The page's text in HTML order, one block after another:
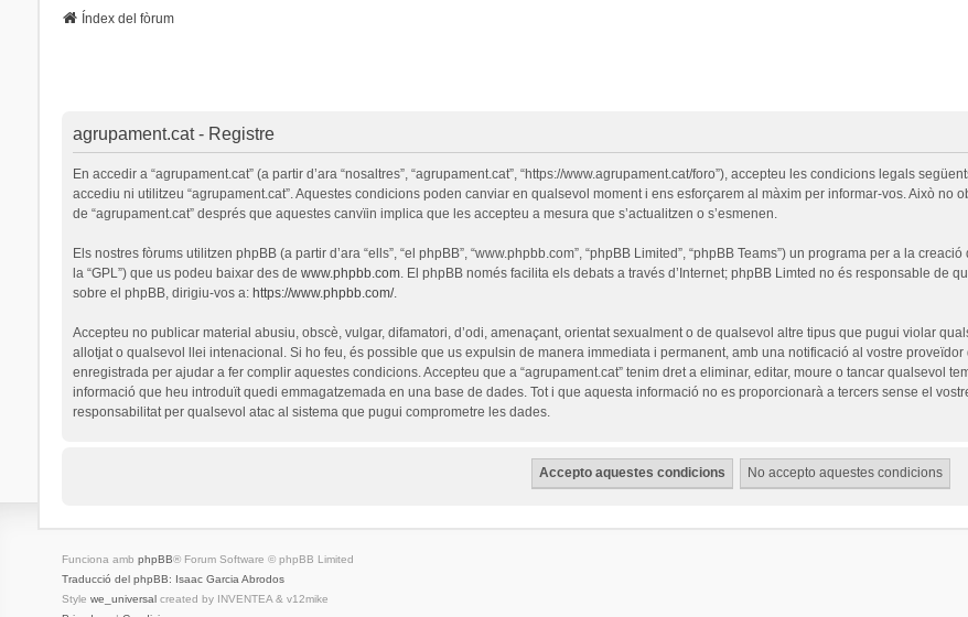
Índex del fòrum
agrupament.cat - Registre
En accedir a “agrupament.cat” (a partir d’ara “nosaltres”, “agrupament.cat”, “https://www.agrupament.cat/foro”), accepteu les condicions legals
accediu ni utilitzeu “agrupament.cat”. Aquestes condicions poden canviar en qualsevol moment i ens esforçarem al màxim per informar-vos. Això no
de “agrupament.cat” després que aquestes canvïin implica que les accepteu a mesura que s’actualitzen o s’esmenen.
Els nostres fòrums utilitzen phpBB (a partir d’ara “ells”, “el phpBB”, “www.phpbb.com”, “phpBB Limited”, “phpBB Teams”) un programa per a la
la “GPL”) que us podeu baixar des de www.phpbb.com. El phpBB només facilita els debats a través d’Internet; phpBB Limted no és responsable de
sobre el phpBB, dirigiu-vos a: https://www.phpbb.com/.
Accepteu no publicar material abusiu, obscè, vulgar, difamatori, d’odi, amenaçant, orientat sexualment o de qualsevol altre tipus que pugui violar
allotjat o qualsevol llei intenacional. Si ho feu, és possible que us expulsin de manera immediata i permanent, amb una notificació al vostre proveïdor
enregistrada per ajudar a fer complir aquestes condicions. Accepteu que a “agrupament.cat” tenim dret a eliminar, editar, moure o tancar qualsevol
informació que heu introduït quedi emmagatzemada en una base de dades. Tot i que aquesta informació no es proporcionarà a tercers sense el
responsabilitat per qualsevol atac al sistema que pugui comprometre les dades.
Funciona amb phpBB® Forum Software © phpBB Limited
Traducció del phpBB: Isaac Garcia Abrodos
Style we_universalcreated by INVENTEA & v12mike